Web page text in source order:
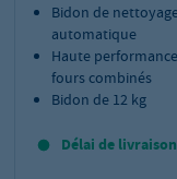
Bidon de
automatique
Haute
fours combinés
Bidon de 12 kg
Délai de